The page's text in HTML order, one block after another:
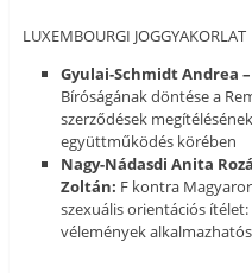
LUXEMBOURGI JOGGYAKORLAT
Gyulai-Schmidt Andrea
Bíróságának döntése a
szerződések
együttműködés körében
Nagy-Nádasdi Anita
Zoltán: F kontra
szexuális orientációs
vélemények